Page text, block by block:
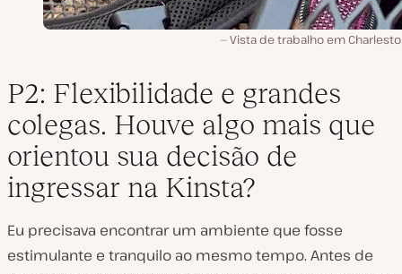
Vista de trabalho em
P2: Flexibilidade e grandes
colegas. Houve algo mais que
orientou sua decisão de
ingressar na Kinsta?
Eu precisava encontrar um ambiente que fosse
estimulante e tranquilo ao mesmo tempo. Antes de